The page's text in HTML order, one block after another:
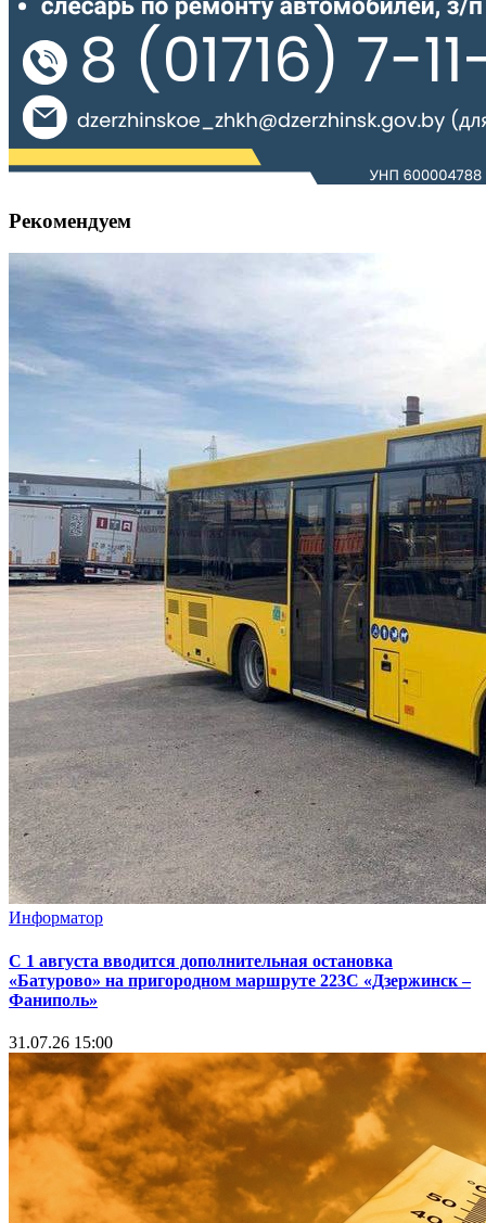
Рекомендуем
Информатор
С 1 августа вводится дополнительная остановка
«Батурово» на пригородном маршруте 223С «Дзержинск –
Фаниполь»
31.07.26 15:00